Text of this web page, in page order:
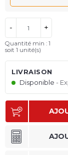
- +
Quantité min : 1
soit 1 unité(s)
LIVRAISON
Disponible